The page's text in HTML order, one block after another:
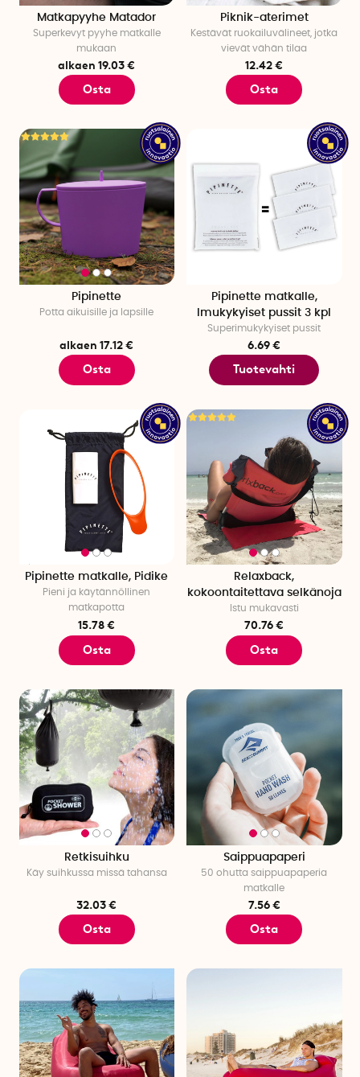
Matkapyyhe Matador
Superkevyt pyyhe matkalle
mukaan
alkaen 19.03 €
Osta
Piknik-aterimet
Kestävät ruokailuvälineet, jotka
vievät vähän tilaa
12.42 €
Osta
Pipinette
Potta aikuisille ja lapsille
alkaen 17.12 €
Osta
Pipinette matkalle,
Imukykyiset pussit 3 kpl
Superimukykyiset pussit
6.69 €
Tuotevahti
Pipinette matkalle, Pidike
Pieni ja käytännöllinen
matkapotta
15.78 €
Osta
Relaxback,
kokoontaitettava selkänoja
Istu mukavasti
70.76 €
Osta
Retkisuihku
Käy suihkussa missä tahansa
32.03 €
Osta
Saippuapaperi
50 ohutta saippuapaperia
matkalle
7.56 €
Osta